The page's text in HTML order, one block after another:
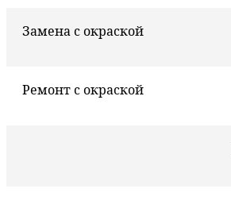
Замена с окраской
Ремонт с окраской